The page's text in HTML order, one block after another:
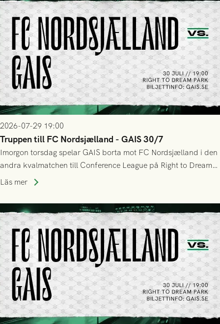
2026-07-29 19:00
Truppen till FC Nordsjælland - GAIS 30/7
Imorgon torsdag spelar GAIS borta mot FC Nordsjælland i den
andra kvalmatchen till Conference League på Right to Dream
Park! Fredrik Holmberg och ledarstaben har tagit ut följande
Läs mer